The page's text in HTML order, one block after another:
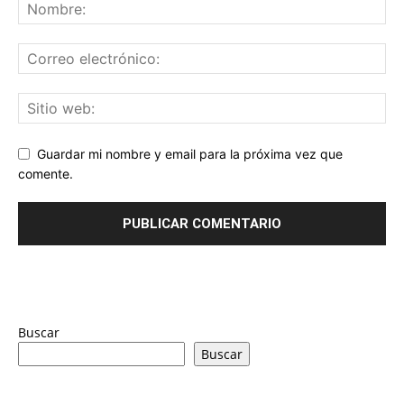
Guardar mi nombre y email para la próxima vez que
comente.
Buscar
Buscar